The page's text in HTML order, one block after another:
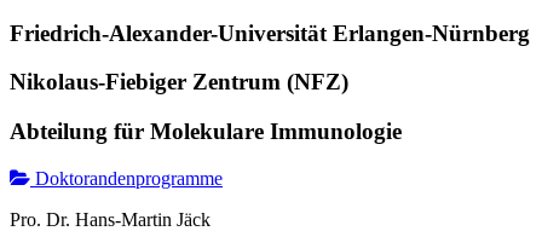
Friedrich-Alexander-Universität Erlangen-Nürnberg
Nikolaus-Fiebiger Zentrum (NFZ)
Abteilung für Molekulare Immunologie
Doktorandenprogramme
Pro. Dr. Hans-Martin Jäck